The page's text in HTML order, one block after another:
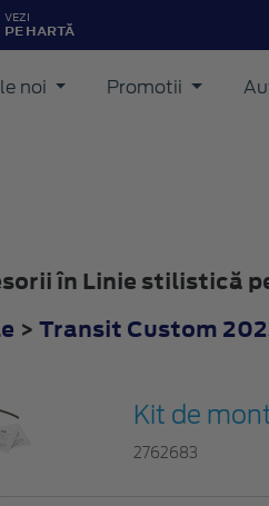
VEZI
PE HARTĂ
noi Promotii
în Linie stilistică
> Transit Custom
Kit de
2762683